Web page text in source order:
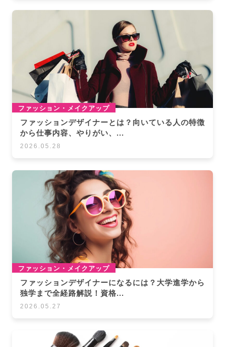
ファッション・メイクアップ
ファッションデザイナーとは？向いている人の特徴
から仕事内容、やりがい、...
2026.05.28
ファッション・メイクアップ
ファッションデザイナーになるには？大学進学から
独学まで全経路解説！資格...
2026.05.27